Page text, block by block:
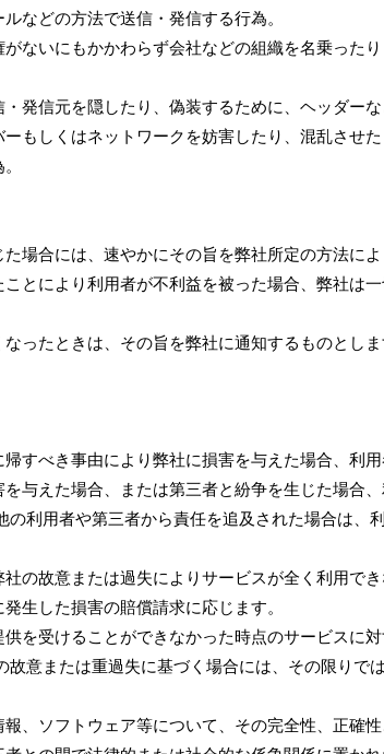
などの方法で送信・発信する行為。
ないにもかかわらず会社などの組織を名乗った
発信元を隠したり、偽装するために、ヘッダーな
もしくはネットワークを妨害したり、混乱させ
場合には、速やかにその旨を弊社所定の方法によ
とにより利用者が不利益を被った場合、弊社は
ったときは、その旨を弊社に通知するものとしま
すべき事由により弊社に損害を与えた場合、利
与えた場合、または第三者と紛争を生じた場合
利用者や第三者から責任を追及された場合は、
の故意または過失によりサービスが全く利用で
生した損害の賠償請求に応じます。
を受けることができなかった時点のサービスに
意または重過失に基づく場合には、その限りでは
、ソフトウェア等について、その完全性、正確